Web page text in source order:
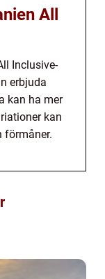
All
Inclusive-
erbjuda
kan ha mer
kan
förmåner.